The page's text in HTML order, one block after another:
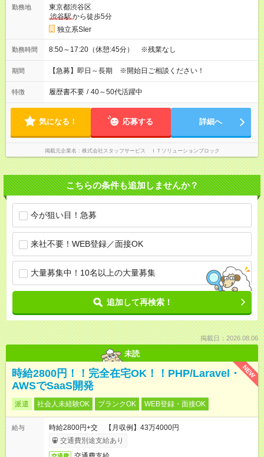
勤務地
東京都渋谷区
渋谷駅から徒歩5分
独立系SIer
勤務時間 8:50～17:20（休憩:45分） ※残業なし
期間 【急募】即日～長期 ※開始日ご相談ください！
特徴 履歴書不要 / 40～50代活躍中
気になる！ 応募する 詳細へ
掲載元企業名 株式会社スタッフサービス ＩＴソリューションブロック
こちらの条件も追加しませんか？
今が狙い目！急募
来社不要！WEB登録／面接OK
大量募集中！10名以上の大量募集
追加して再検索！
掲載日：2026.08.06
未読
NEW
時給2800円！！完全在宅OK！！PHP/Laravel・
AWSでSaaS開発
派遣 社会人未経験OK ブランクOK WEB登録・面接OK
給与
時給2800円+交 【月収例】43万4000円
交通費別途支給あり